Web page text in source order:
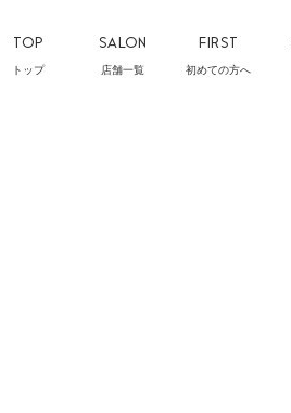
TOP
トップ
SALON
店舗一覧
FIRST
初めての方へ